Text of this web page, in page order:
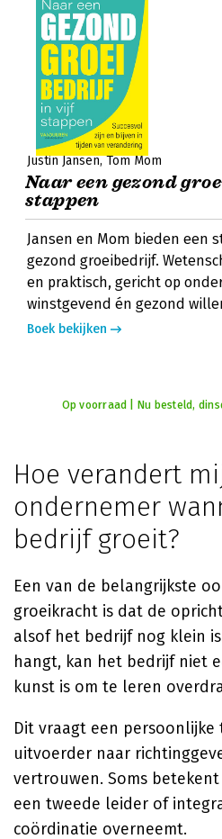
Justin Jansen Tom Mom
Naar een gezond
stappen
Jansen en Mom bieden een
gezond groeibedrijf.
en praktisch, gericht op
winstgevend én gezond
Boek bekijken
Op voorraad | Nu besteld,
Hoe verandert
ondernemer
bedrijf groeit?
Een van de belangrijkste
groeikracht is dat de
alsof het bedrijf nog klein
hangt, kan het bedrijf niet
kunst is om te leren
Dit vraagt een persoonlijke
uitvoerder naar
vertrouwen. Soms
een tweede leider of
coördinatie overneemt.